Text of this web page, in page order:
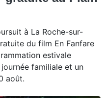
à La Roche-sur-
du film En Fanfare
estivale
journée familiale et un
août.